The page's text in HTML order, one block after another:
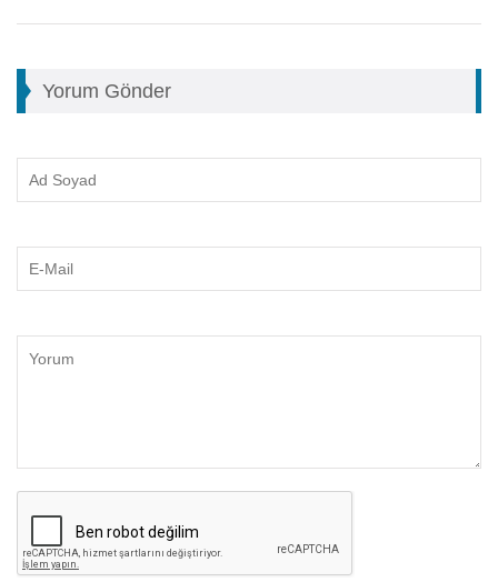
Yorum Gönder